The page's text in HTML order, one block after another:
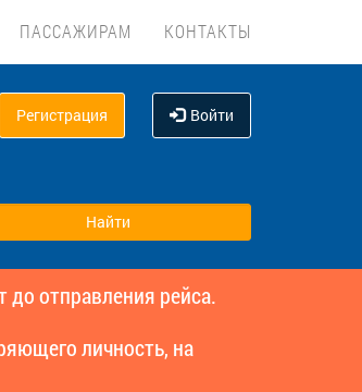
ПАССАЖИРАМ КОНТАКТЫ
Регистрация Войти
до отправления рейса.
личность, на